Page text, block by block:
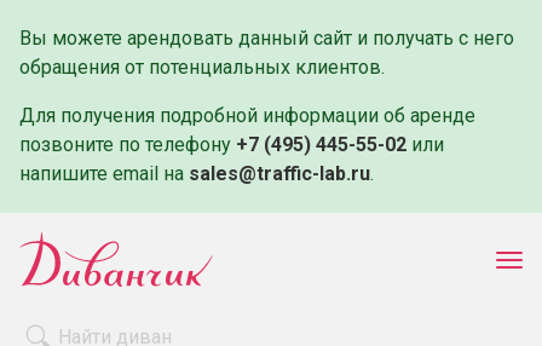
Вы можете арендовать данный сайт и получать с него
обращения от потенциальных клиентов.
Для получения подробной информации об аренде
позвоните по телефону +7 (495) 445-55-02 или
напишите email на sales@traffic-lab.ru.